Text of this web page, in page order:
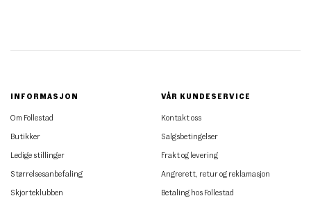
INFORMASJON
Om Follestad
Butikker
Ledige stillinger
Størrelsesanbefaling
Skjorteklubben
VÅR KUNDESERVICE
Kontakt oss
Salgsbetingelser
Frakt og levering
Angrerett, retur og reklamasjon
Betaling hos Follestad